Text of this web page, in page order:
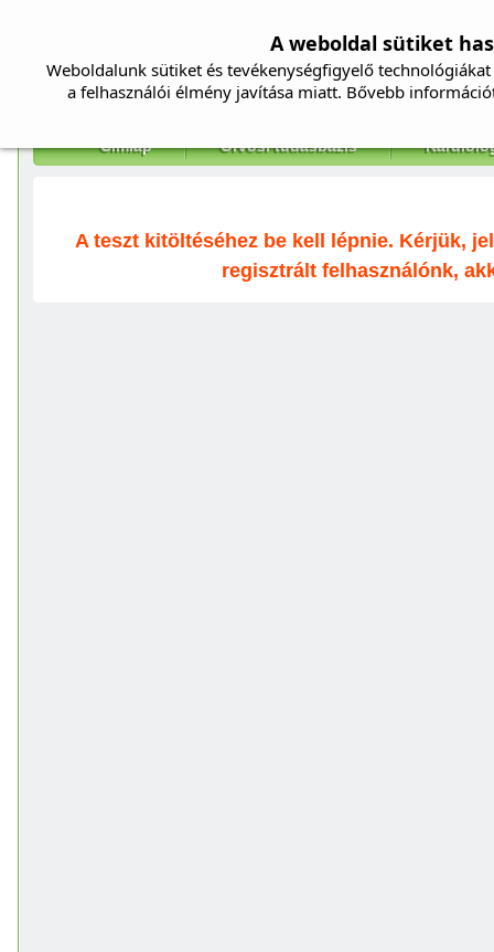
Címlap Orvosi tudásbázis
A teszt kitöltéséhez be kell lépnie. Kérjük,
regisztrált felhasználónk,
A weboldal sütiket
Weboldalunk sütiket és tevékenységfigyelő
a felhasználói élmény javítása miatt. Bővebb